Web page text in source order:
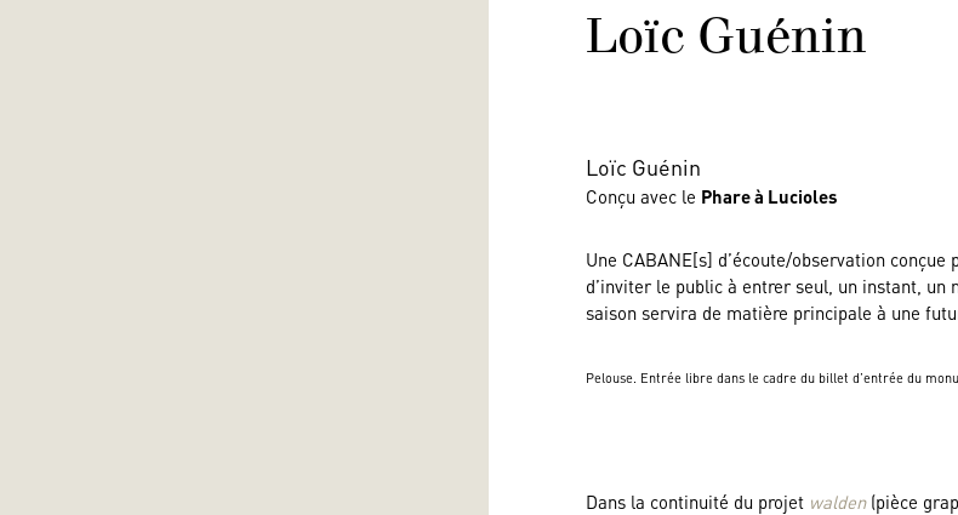
Loïc Guénin
Loïc Guénin
Conçu avec le Phare à Lucioles
Une CABANE[s] d’écoute/observation
d’inviter le public à entrer seul, un instant, un
saison servira de matière principale à une
Pelouse. Entrée libre dans le cadre du billet d’entrée du
Dans la continuité du projet walden (pièce